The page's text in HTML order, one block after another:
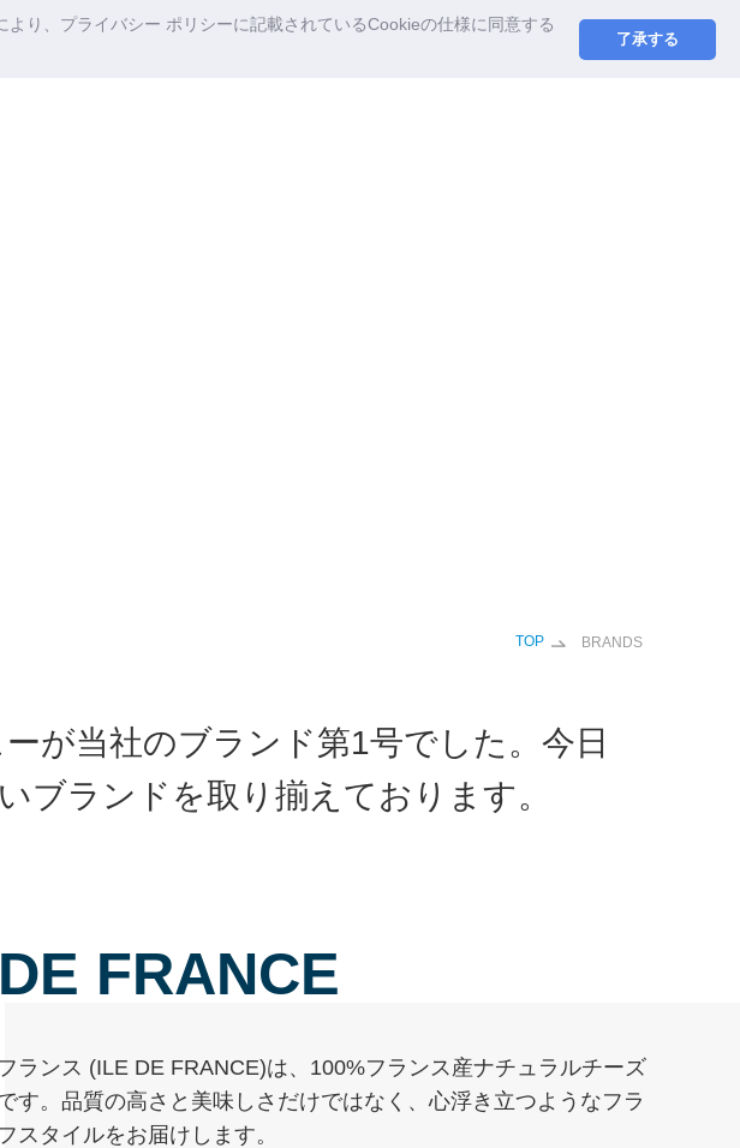
り、プライバシー ポリシーに記載されているCookieの仕様に同意する
了承する
TOP BRANDS
が当社のブランド第1号でした。今日
ブランドを取り揃えております。
FRANCE
ランス (ILE DE FRANCE)は、100%フランス産ナチュラルチーズ
す。品質の高さと美味しさだけではなく、心浮き立つようなフラ
スタイルをお届けします。